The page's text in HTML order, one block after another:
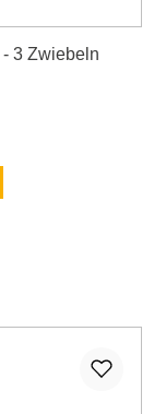
3 Zwiebeln